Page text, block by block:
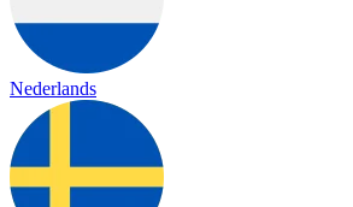
Nederlands